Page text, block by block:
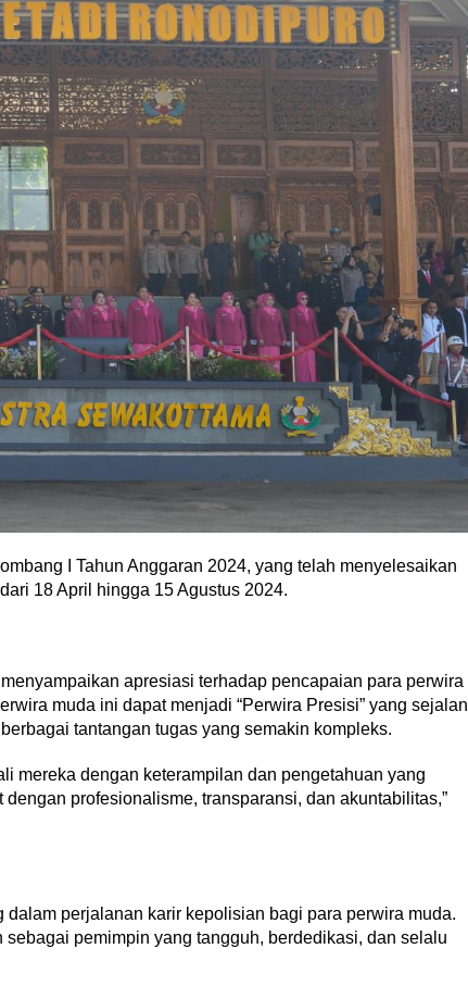
I Tahun Anggaran 2024, yang telah menyelesaikan
18 April hingga 15 Agustus 2024.
apresiasi terhadap pencapaian para perwira
muda ini dapat menjadi “Perwira Presisi” yang sejalan
tantangan tugas yang semakin kompleks.
mereka dengan keterampilan dan pengetahuan yang
profesionalisme, transparansi, dan akuntabilitas,”
perjalanan karir kepolisian bagi para perwira muda.
pemimpin yang tangguh, berdedikasi, dan selalu